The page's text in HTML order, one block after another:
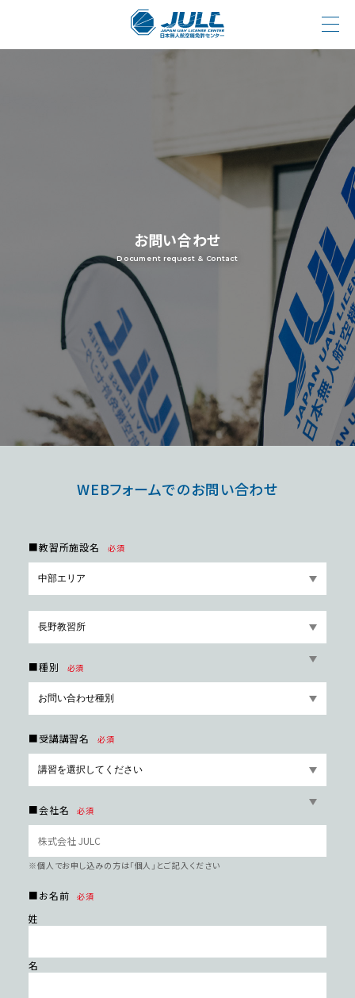
お問い合わせ
Document request & Contact
WEBフォームでのお問い合わせ
■教習所施設名 必須
■種別 必須
■受講講習名 必須
■会社名 必須
※個⼈でお申し込みの⽅は「個⼈」とご記⼊ください
■お名前 必須
姓
名